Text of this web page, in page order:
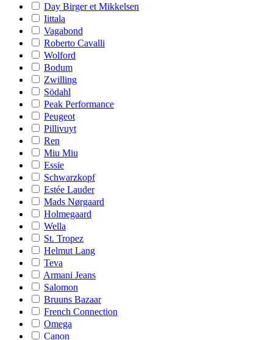
Day Birger et Mikkelsen
Iittala
Vagabond
Roberto Cavalli
Wolford
Bodum
Zwilling
Södahl
Peak Performance
Peugeot
Pillivuyt
Ren
Miu Miu
Essie
Schwarzkopf
Estée Lauder
Mads Nørgaard
Holmegaard
Wella
St. Tropez
Helmut Lang
Teva
Armani Jeans
Salomon
Bruuns Bazaar
French Connection
Omega
Canon